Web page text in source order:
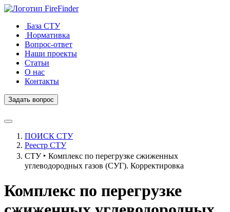
FireFinder
База СТУ
Нормативка
Вопрос-ответ
Наши проекты
Статьи
О нас
Контакты
Задать вопрос
ПОИСК СТУ
Реестр СТУ
СТУ ‣ Комплекс по перегрузке сжиженных
углеводородных газов (СУГ). Корректировка
Комплекс по перегрузке